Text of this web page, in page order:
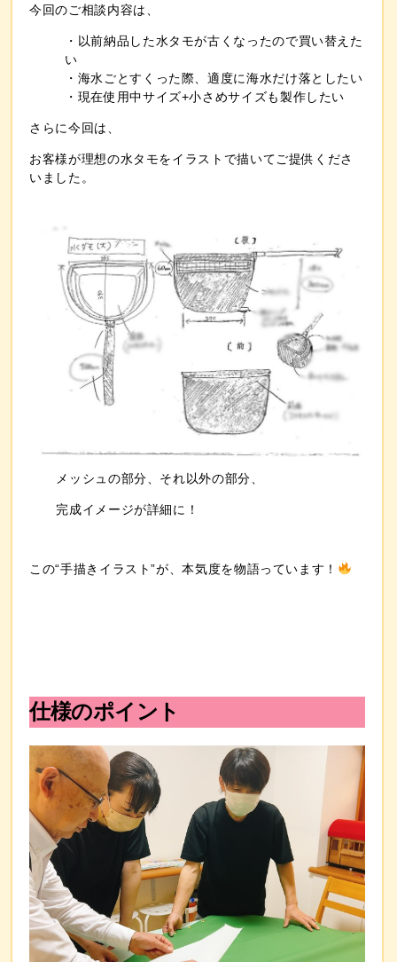
今回のご相談内容は、
・以前納品した水タモが古くなったので買い替えた
い
・海水ごとすくった際、適度に海水だけ落としたい
・現在使用中サイズ+小さめサイズも製作したい
さらに今回は、
お客様が理想の水タモをイラストで描いてご提供くださ
いました。
メッシュの部分、それ以外の部分、
完成イメージが詳細に！
この“手描きイラスト”が、本気度を物語っています！
仕様のポイント